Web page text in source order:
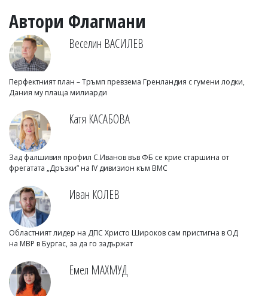
Автори Флагмани
Веселин ВАСИЛЕВ
Перфектният план – Тръмп превзема Гренландия с гумени лодки,
Дания му плаща милиарди
Катя КАСАБОВА
Зад фалшивия профил С.Иванов във ФБ се крие старшина от
фрегатата „Дръзки” на IV дивизион към ВМС
Иван КОЛЕВ
Областният лидер на ДПС Христо Широков сам пристигна в ОД
на МВР в Бургас, за да го задържат
Емел МАХМУД